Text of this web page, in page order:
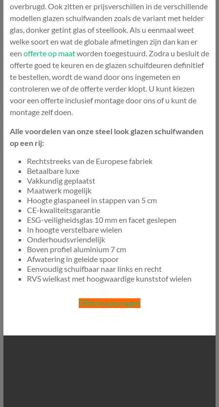
overbrugd. Ook zitten er prijsverschillen in de verschillende
modellen glazen schuifwanden zoals de variant met helder
glas, donker getint glas of steellook. Als u eenmaal weet
welke soort en wat de globale afmetingen zijn dan kan er
een offerte op maatworden toegestuurd. Zodra u besluit de
offerte goed te keuren en de glazen schuifdeuren definitief
te bestellen, wordt de wand door ons ingemeten en
controleren we of de offerte verder klopt. U kunt kiezen
voor een offerte inclusief montage door ons of u kunt de
montage zelf doen.
Alle voordelen van onze steel look glazen schuifwanden
op een rij:
Rechtstreeks van de Europese fabriek
Betaalbare luxe
Vakkundig geplaatst
Maatwerk mogelijk
Hoogte glaspaneel in stappen van 5 cm
CE-kwaliteitsgarantie
ESG-veiligheidsglas 10 mm en facet geslepen
In hoogte verstelbare wielen
Onderhoudsvriendelijk
Boven profiel aluminium 7 cm
Afwatering in geleide spoor
Eenvoudig schuifbaar naar links en recht
RVS wielkast met hoogwaardige kunststof wielen
Offerte aanvragen